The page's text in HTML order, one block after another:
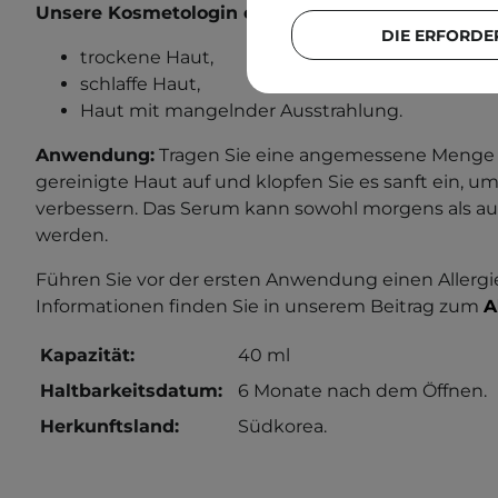
Unsere Kosmetologin empfiehlt dieses Produkt
trockene Haut,
schlaffe Haut,
Haut mit mangelnder Ausstrahlung.
Anwendung: Tragen Sie eine angemessene
gereinigte Haut auf und klopfen Sie es sanft ein,
verbessern. Das Serum kann sowohl morgens als
werden.
Führen Sie vor der ersten Anwendung einen
Informationen finden Sie in unserem Beitrag zum
Kapazität:
40 ml
Haltbarkeitsdatum:
6 Monate nach dem Öffnen.
Herkunftsland:
Südkorea.
DIE